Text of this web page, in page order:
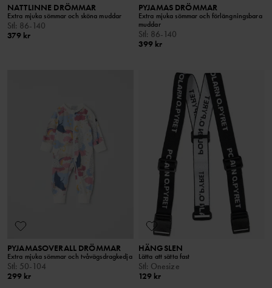
NATTLINNE DRÖMMAR
Extra mjuka sömmar och sköna muddar
Stl : 86-140
379 kr
PYJAMAS DRÖMMAR
Extra mjuka sömmar och förlängningsbara
muddar
Stl : 86-140
399 kr
PYJAMASOVERALL DRÖMMAR
Extra mjuka sömmar och tvåvägsdragkedja
Stl: 50-104
299 kr
HÄNGSLEN
Lätta att sätta fast
Stl: Onesize
129 kr